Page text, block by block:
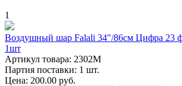
1
Воздушный шар Falali 34"/86см Цифра 23
1шт
Артикул товара: 2302М
Партия поставки: 1 шт.
Цена: 200.00 руб.